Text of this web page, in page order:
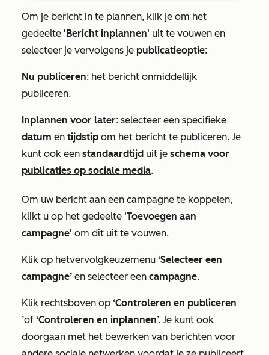
Om je bericht in te plannen, klik je om het
gedeelte 'Bericht inplannen' uit te vouwen en
selecteer je vervolgens je publicatieoptie:
Nu publiceren: het bericht onmiddellijk
publiceren.
Inplannen voor later: selecteer een specifieke
datum en tijdstip om het bericht te publiceren. Je
kunt ook een standaardtijd uit je schema voor
publicaties op sociale media.
Om uw bericht aan een campagne te koppelen,
klikt u op het gedeelte 'Toevoegen aan
campagne' om dit uit te vouwen.
Klik op hetvervolgkeuzemenu ‘Selecteer een
campagne’ en selecteer een campagne.
Klik rechtsboven op ‘Controleren en publiceren
’of ‘Controleren en inplannen’. Je kunt ook
doorgaan met het bewerken van berichten voor